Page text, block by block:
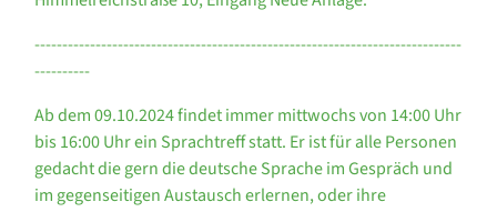
-----------------------------------------------------------------------------
----------
Ab dem 09.10.2024 findet immer mittwochs von 14:00 Uhr
bis 16:00 Uhr ein Sprachtreff statt. Er ist für alle Personen
gedacht die gern die deutsche Sprache im Gespräch und
im gegenseitigen Austausch erlernen, oder ihre